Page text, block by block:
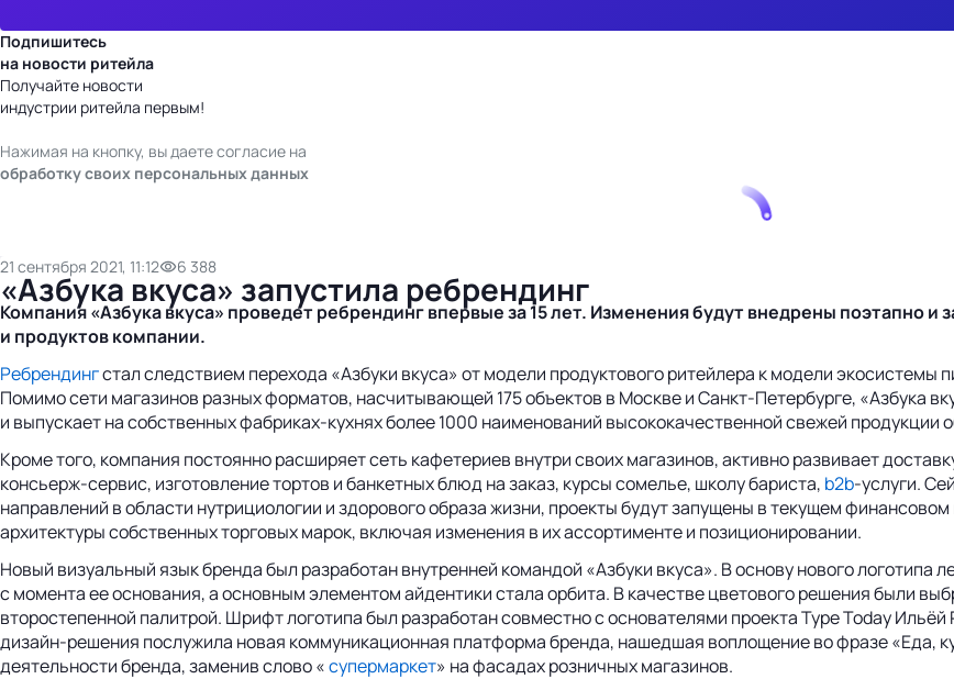
Подпишитесь
на новости ритейла
Получайте новости
индустрии ритейла первым!
Нажимая на кнопку, вы даете согласие на
обработку своих персональных данных
21 сентября 2021, 11:12 6 388
«Азбука вкуса» запустила ребрендинг
Компания «Азбука вкуса» проведет ребрендинг впервые за 15 лет. Изменения будут внедрены поэтапно и
и продуктов компании.
Ребрендингстал следствием перехода «Азбуки вкуса» от модели продуктового ритейлера к модели
Помимо сети магазинов разных форматов, насчитывающей 175 объектов в Москве и Санкт-Петербурге, «Азбука
и выпускает на собственных фабриках-кухнях более 1000 наименований высококачественной свежей продукции
Кроме того, компания постоянно расширяет сеть кафетериев внутри своих магазинов, активно развивает
консьерж-сервис, изготовление тортов и банкетных блюд на заказ, курсы сомелье, школу бариста, b2b-услуги.
направлений в области нутрициологии и здорового образа жизни, проекты будут запущены в текущем
архитектуры собственных торговых марок, включая изменения в их ассортименте и позиционировании.
Новый визуальный язык бренда был разработан внутренней командой «Азбуки вкуса». В основу нового
с момента ее основания, а основным элементом айдентики стала орбита. В качестве цветового решения были
второстепенной палитрой. Шрифт логотипа был разработан совместно с основателями проекта Type Today
дизайн-решения послужила новая коммуникационная платформа бренда, нашедшая воплощение во фразе «Еда,
деятельности бренда, заменив слово «супермаркет» на фасадах розничных магазинов.